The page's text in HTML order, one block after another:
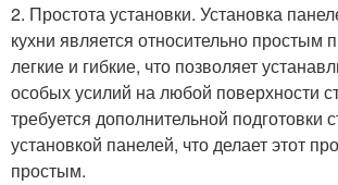
2. Простота установки. Установка
кухни является относительно простым
легкие и гибкие, что позволяет
особых усилий на любой поверхности
требуется дополнительной подготовки
установкой панелей, что делает этот
простым.